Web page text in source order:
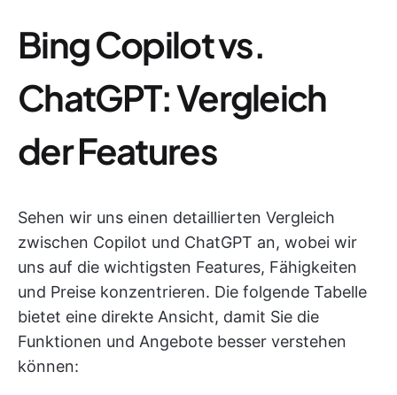
Bing Copilot vs.
ChatGPT: Vergleich
der Features
Sehen wir uns einen detaillierten Vergleich
zwischen Copilot und ChatGPT an, wobei wir
uns auf die wichtigsten Features, Fähigkeiten
und Preise konzentrieren. Die folgende Tabelle
bietet eine direkte Ansicht, damit Sie die
Funktionen und Angebote besser verstehen
können: